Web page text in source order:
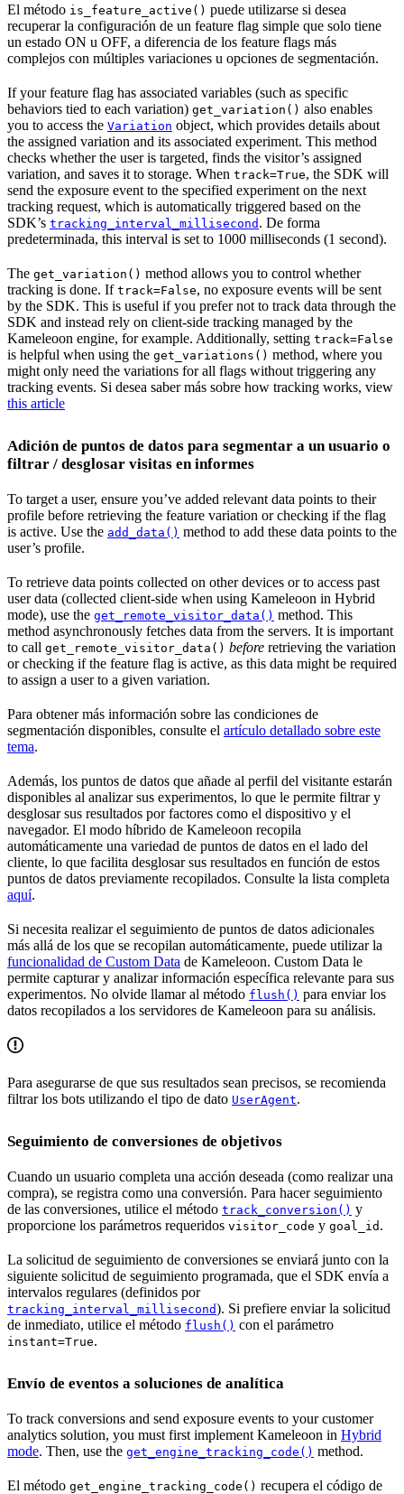
El método is_feature_active() puede utilizarse si desea
recuperar la configuración de un feature flag simple que solo tiene
un estado ON u OFF, a diferencia de los feature flags más
complejos con múltiples variaciones u opciones de segmentación.
If your feature flag has associated variables (such as specific
behaviors tied to each variation) get_variation() also enables
you to access the Variation object, which provides details about
the assigned variation and its associated experiment. This method
checks whether the user is targeted, finds the visitor’s assigned
variation, and saves it to storage. When track=True, the SDK will
send the exposure event to the specified experiment on the next
tracking request, which is automatically triggered based on the
SDK’s tracking_interval_millisecond . De forma
predeterminada, this interval is set to 1000 milliseconds (1 second).
The get_variation() method allows you to control whether
tracking is done. If track=False, no exposure events will be sent
by the SDK. This is useful if you prefer not to track data through the
SDK and instead rely on client-side tracking managed by the
Kameleoon engine, for example. Additionally, setting track=False
is helpful when using the get_variations() method, where you
might only need the variations for all flags without triggering any
tracking events. Si desea saber más sobre how tracking works, view
this article
Adición de puntos de datos para segmentar a un usuario o
filtrar / desglosar visitas en informes
To target a user, ensure you’ve added relevant data points to their
profile before retrieving the feature variation or checking if the flag
is active. Use the add_data() method to add these data points to the
user’s profile.
To retrieve data points collected on other devices or to access past
user data (collected client-side when using Kameleoon in Hybrid
mode), use the get_remote_visitor_data() method. This
method asynchronously fetches data from the servers. It is important
to call get_remote_visitor_data() before retrieving the variation
or checking if the feature flag is active, as this data might be required
to assign a user to a given variation.
Para obtener más información sobre las condiciones de
segmentación disponibles, consulte el artículo detallado sobre este
tema.
Además, los puntos de datos que añade al perfil del visitante estarán
disponibles al analizar sus experimentos, lo que le permite filtrar y
desglosar sus resultados por factores como el dispositivo y el
navegador. El modo híbrido de Kameleoon recopila
automáticamente una variedad de puntos de datos en el lado del
cliente, lo que facilita desglosar sus resultados en función de estos
puntos de datos previamente recopilados. Consulte la lista completa
aquí.
Si necesita realizar el seguimiento de puntos de datos adicionales
más allá de los que se recopilan automáticamente, puede utilizar la
funcionalidad de Custom Data de Kameleoon. Custom Data le
permite capturar y analizar información específica relevante para sus
experimentos. No olvide llamar al método flush() para enviar los
datos recopilados a los servidores de Kameleoon para su análisis.
Para asegurarse de que sus resultados sean precisos, se recomienda
filtrar los bots utilizando el tipo de dato UserAgent.
Seguimiento de conversiones de objetivos
Cuando un usuario completa una acción deseada (como realizar una
compra), se registra como una conversión. Para hacer seguimiento
de las conversiones, utilice el método track_conversion() y
proporcione los parámetros requeridos visitor_code y goal_id .
La solicitud de seguimiento de conversiones se enviará junto con la
siguiente solicitud de seguimiento programada, que el SDK envía a
intervalos regulares (definidos por
tracking_interval_millisecond). Si prefiere enviar la solicitud
de inmediato, utilice el método flush() con el parámetro
instant=True.
Envío de eventos a soluciones de analítica
To track conversions and send exposure events to your customer
analytics solution, you must first implement Kameleoon in Hybrid
mode. Then, use the get_engine_tracking_code() method.
El método get_engine_tracking_code() recupera el código de